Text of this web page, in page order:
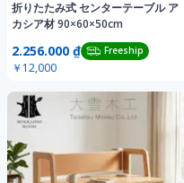
折りたたみ式 センターテーブル ア
カシア材 90×60×50cm
2.256.000 ₫ Freeship
￥12,000